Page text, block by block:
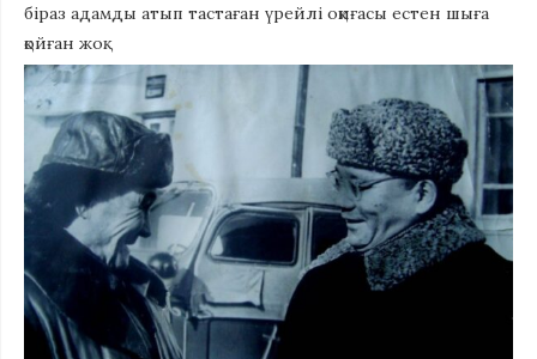
біраз адамды атып тастаған үрейлі оқиғасы естен шыға
қойған жоқ.